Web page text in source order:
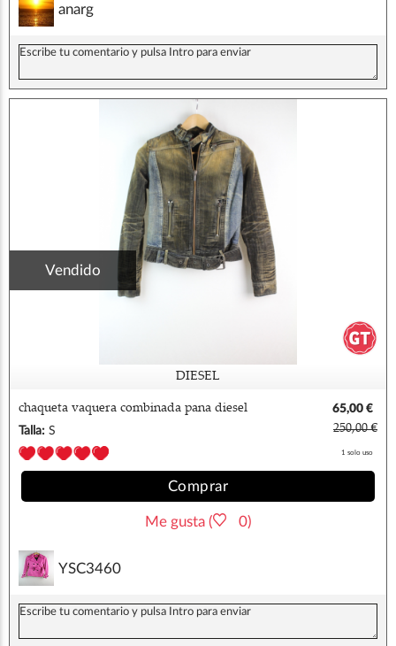
anarg
Vendido
DIESEL
chaqueta vaquera combinada pana diesel
mujer S
65,00 €
Talla: S 250,00 €
1 solo uso
Comprar
Me gusta ( 0)
YSC3460